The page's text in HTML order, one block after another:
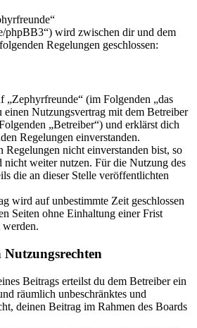
phpBB3“) wird zwischen dir und dem
Regelungen geschlossen:
(im Folgenden „das
einen Nutzungsvertrag mit dem Betreiber
„Betreiber“) und erklärst dich
Regelungen einverstanden.
Regelungen nicht einverstanden bist, so
nicht weiter nutzen. Für die Nutzung des
die an dieser Stelle veröffentlichten
wird auf unbestimmte Zeit geschlossen
Seiten ohne Einhaltung einer Frist
Beitrags erteilst du dem Betreiber ein
räumlich unbeschränktes und
deinen Beitrag im Rahmen des Boards